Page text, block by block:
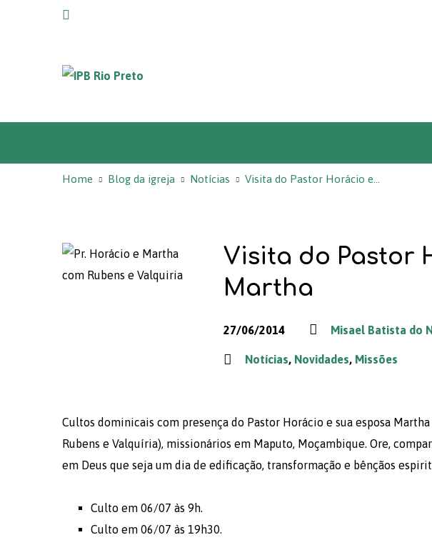
Home Blog da igreja Notícias Visita do Pastor Horácio e…
Visita do Pastor
Martha
27/06/2014 Misael Batista do
Notícias, Novidades, Missões
Cultos dominicais com presença do Pastor Horácio e sua esposa
Rubens e Valquíria), missionários em Maputo, Moçambique. Ore,
em Deus que seja um dia de edificação, transformação e bênçãos
Culto em 06/07 às 9h.
Culto em 06/07 às 19h30.